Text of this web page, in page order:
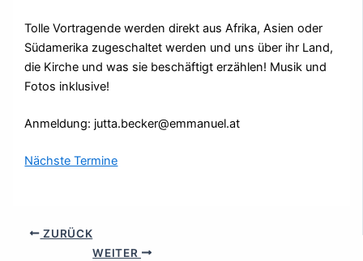
Tolle Vortragende werden direkt aus Afrika, Asien oder
Südamerika zugeschaltet werden und uns über ihr Land,
die Kirche und was sie beschäftigt erzählen! Musik und
Fotos inklusive!
Anmeldung: jutta.becker@emmanuel.at
Nächste Termine
ZURÜCK
WEITER